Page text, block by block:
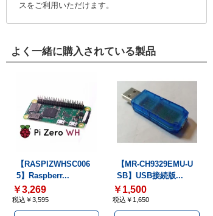
スをご利用いただけます。
よく一緒に購入されている製品
【RASPIZWHSC006
5】Raspberr...
￥3,269
税込￥3,595
【MR-CH9329EMU-U
SB】USB接続版...
￥1,500
税込￥1,650